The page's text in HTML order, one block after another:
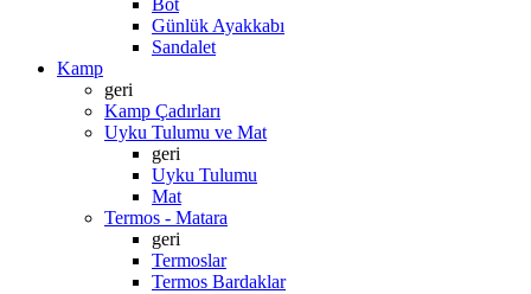
Bot
Günlük Ayakkabı
Sandalet
Kamp
geri
Kamp Çadırları
Uyku Tulumu ve Mat
geri
Uyku Tulumu
Mat
Termos - Matara
geri
Termoslar
Termos Bardaklar